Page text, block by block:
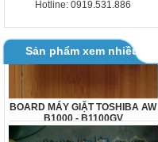
Hotline: 0919.531.886
Sản phẩm xem nhiều
BOARD MÁY GIẶT TOSHIBA AW
B1000 - B1100GV